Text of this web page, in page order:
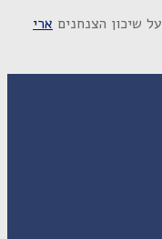
על שיכון הצנחנים ארי